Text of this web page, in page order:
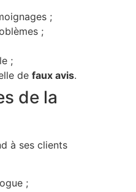
;
;
;
de faux avis.
de la
à ses clients
;